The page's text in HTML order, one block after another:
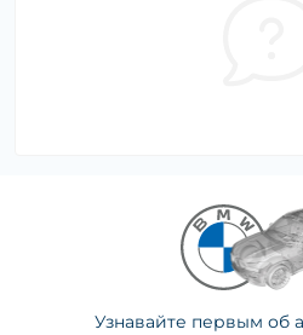
Узнавайте первым об